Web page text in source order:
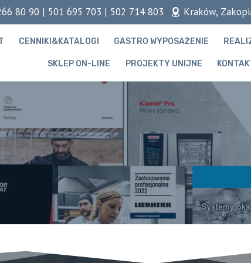
80 90 | 501 695 703 | 502 714 803 Kraków,
CENNIKI&KATALOGI GASTRO WYPOSAŻENIE
SKLEP ON-LINE PROJEKTY UNIJNE